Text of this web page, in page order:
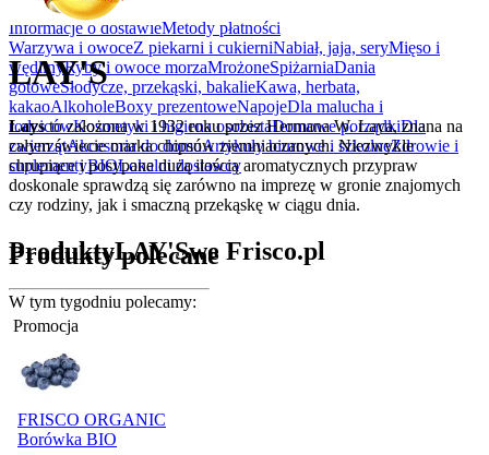
Informacje o dostawieMetody płatności
Warzywa i owoceZ piekarni i cukierniNabiał, jaja, seryMięso i
wędlinyRyby i owoce morzaMrożoneSpiżarniaDania
gotoweSłodycze, przekąski, bakalieKawa, herbata,
kakaoAlkoholeBoxy prezentoweNapojeDla malucha i
rodzicówKosmetyki i higiena osobistaDomowe porządkiDla
zwierzątAkcesoria do domuArtykuły biurowe i szkolneZdrowie i
suplementyBIOLokalni dostawcy
Produkty polecane
W tym tygodniu polecamy:
Promocja
FRISCO ORGANIC
Borówka BIO
LAY'S
Laysto założona w 1932 roku przez Hermana W. Laya, znana na
całym świecie marka chipsów ziemniaczanych. Niezwykle
chrupiące i posypane dużą ilością aromatycznych przypraw
doskonale sprawdzą się zarówno na imprezę w gronie znajomych
czy rodziny, jak i smaczną przekąskę w ciągu dnia.
ProduktyLAY'Swe Frisco.pl